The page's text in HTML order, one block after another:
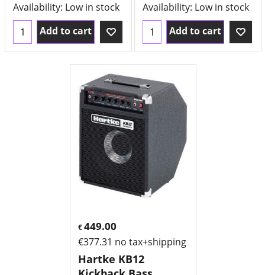
Availability: Low in stock
Add to cart
Availability: Low in stock
Add to cart
€449.00
€377.31 no tax+shipping
Hartke KB12